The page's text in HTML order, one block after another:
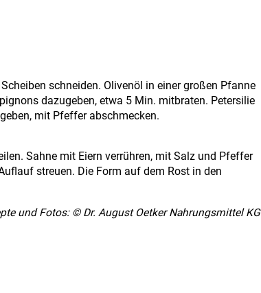
schneiden. Olivenöl in einer großen Pfanne
dazugeben, etwa 5 Min. mitbraten. Petersilie
mit Pfeffer abschmecken.
Sahne mit Eiern verrühren, mit Salz und Pfeffer
streuen. Die Form auf dem Rost in den
und Fotos: © Dr. August Oetker Nahrungsmittel KG